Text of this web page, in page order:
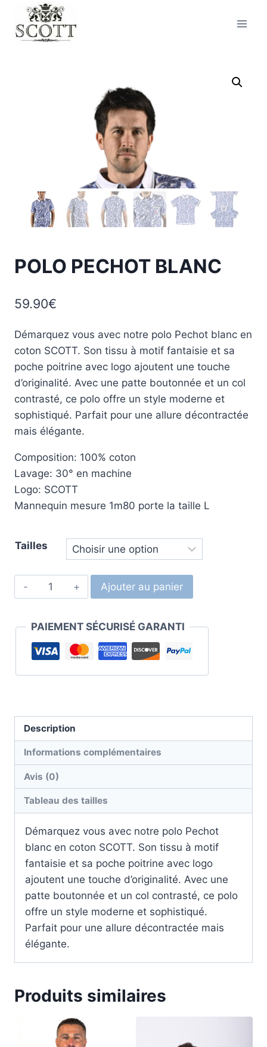
POLO PECHOT BLANC
59.90€
Démarquez vous avec notre polo Pechot blanc en
coton SCOTT. Son tissu à motif fantaisie et sa
poche poitrine avec logo ajoutent une touche
d’originalité. Avec une patte boutonnée et un col
contrasté, ce polo offre un style moderne et
sophistiqué. Parfait pour une allure décontractée
mais élégante.
Composition: 100% coton
Lavage: 30° en machine
Logo: SCOTT
Mannequin mesure 1m80 porte la taille L
Tailles
Ajouter au panier
PAIEMENT SÉCURISÉ GARANTI
Description
Informations complémentaires
Avis (0)
Tableau des tailles
Démarquez vous avec notre polo Pechot
blanc en coton SCOTT. Son tissu à motif
fantaisie et sa poche poitrine avec logo
ajoutent une touche d’originalité. Avec une
patte boutonnée et un col contrasté, ce polo
offre un style moderne et sophistiqué.
Parfait pour une allure décontractée mais
élégante.
Produits similaires